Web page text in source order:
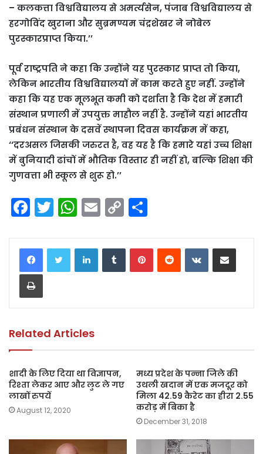
– कलकत्ता विश्वविद्यालय से अमर्त्यसेन, पंजाब विश्वविद्यालय से
हरगोविंद खुराना और सुब्रमण्यम चंद्रशेखर ने नोबेल
पुरस्कारप्राप्त किया.’’
पूर्व राष्ट्रपति ने कहा कि उन्होंने यह पुरस्कार प्राप्त तो किया,
लेकिन भारतीय विश्वविद्यालयों में काम करते हुए नहीं. उन्होंने
कहा कि यह एक मूलभूत कमी को दर्शाता है कि देश में हमारी
संस्थान प्रणाली में उपयुक्त माहौल नहीं है. उन्होंने यहां भारतीय
प्रबंधन संस्थान के दसवें स्थापना दिवस कार्यक्रम में कहा,
‘‘दरअसल जिसकी जरुरत है, वह यह है कि हमारे यहां उच्च शिक्षा
में बुनियादी ढांचों में भौतिक विस्तार ही नहीं हो, बल्कि शिक्षा की
गुणवत्ता भी स्कूल से शुरू हो.’’
F
c
e
b
o
k
T
itt
er
W
a
ts
p
E
ai
l
C
p
y
n
ar
e
LinkedInTumblrPinterestReddit VKontakteShare via Email
Print
Related Articles
शादी के लिए दिया था विज्ञापन,
रिश्ता लेकर आए और लुट ले गए
लाखों रुपयें
August 12, 2020
मध्य प्रदेश के पन्ना जिले की
उथली खदान में एक मजदूर को
मिला 42.59 कैरेट का हीरा 2.55
करोड़ में बिका है
December 31, 2018